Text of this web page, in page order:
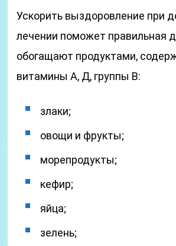
Ускорить выздоровление при
лечении поможет правильная
обогащают продуктами,
витамины А, Д, группы В:
злаки;
овощи и фрукты;
морепродукты;
кефир;
яйца;
зелень;